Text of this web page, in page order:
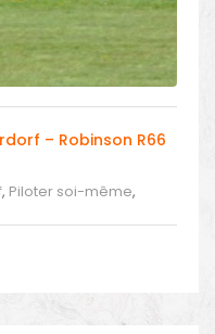
– Robinson R66
, Piloter soi-même,